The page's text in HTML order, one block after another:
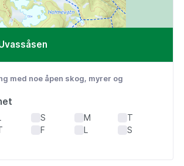
med noe åpen skog, myrer og
S M
T
F L S